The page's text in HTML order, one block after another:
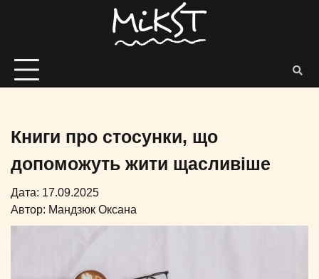
Книги про стосунки, що
допоможуть жити щасливіше
Дата: 17.09.2025
Автор: Мандзюк Оксана